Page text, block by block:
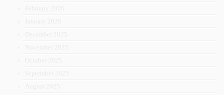
February 2026
January 2026
December 2025
November 2025
October 2025
September 2025
August 2025